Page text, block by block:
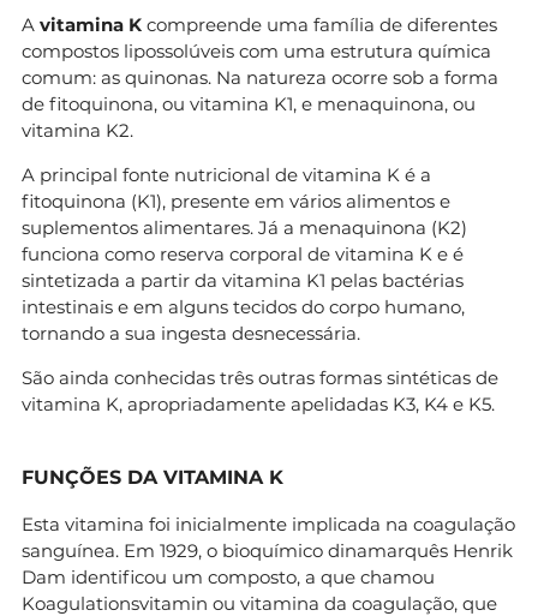
A vitamina K compreende uma família de diferentes
compostos lipossolúveis com uma estrutura química
comum: as quinonas. Na natureza ocorre sob a forma
de fitoquinona, ou vitamina K1, e menaquinona, ou
vitamina K2.
A principal fonte nutricional de vitamina K é a
fitoquinona (K1), presente em vários alimentos e
suplementos alimentares. Já a menaquinona (K2)
funciona como reserva corporal de vitamina K e é
sintetizada a partir da vitamina K1 pelas bactérias
intestinais e em alguns tecidos do corpo humano,
tornando a sua ingesta desnecessária.
São ainda conhecidas três outras formas sintéticas de
vitamina K, apropriadamente apelidadas K3, K4 e K5.
FUNÇÕES DA VITAMINA K
Esta vitamina foi inicialmente implicada na coagulação
sanguínea. Em 1929, o bioquímico dinamarquês Henrik
Dam identificou um composto, a que chamou
Koagulationsvitamin ou vitamina da coagulação, que